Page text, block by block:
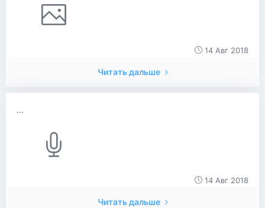
14 Авг 2018
Читать дальше
...
14 Авг 2018
Читать дальше